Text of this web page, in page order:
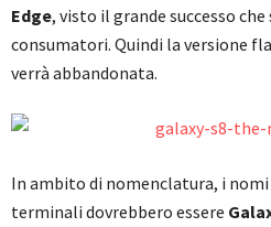
Edge, visto il grande successo
consumatori. Quindi la versione
verrà abbandonata.
In ambito di nomenclatura, i
terminali dovrebbero essere